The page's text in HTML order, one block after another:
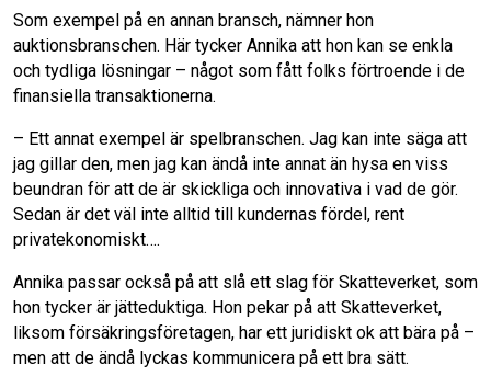
Som exempel på en annan bransch, nämner hon
auktionsbranschen. Här tycker Annika att hon kan se enkla
och tydliga lösningar – något som fått folks förtroende i de
finansiella transaktionerna.
– Ett annat exempel är spelbranschen. Jag kan inte säga att
jag gillar den, men jag kan ändå inte annat än hysa en viss
beundran för att de är skickliga och innovativa i vad de gör.
Sedan är det väl inte alltid till kundernas fördel, rent
privatekonomiskt….
Annika passar också på att slå ett slag för Skatteverket, som
hon tycker är jätteduktiga. Hon pekar på att Skatteverket,
liksom försäkringsföretagen, har ett juridiskt ok att bära på –
men att de ändå lyckas kommunicera på ett bra sätt.